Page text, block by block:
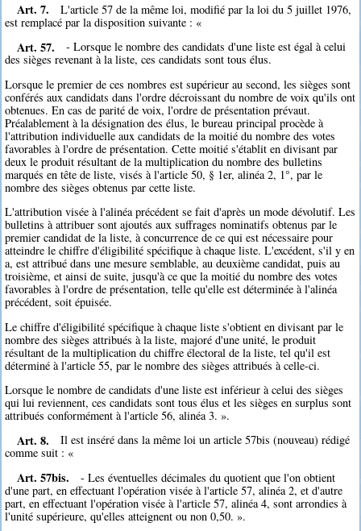
Art. 7.
L'article 57 de la même loi, modifié par la loi du 5 juillet 1976,
est remplacé par la disposition suivante : «
Art. 57.
- Lorsque le nombre des candidats d'une liste est égal à celui
des sièges revenant à la liste, ces candidats sont tous élus.
Lorsque le premier de ces nombres est supérieur au second, les sièges sont
conférés aux candidats dans l'ordre décroissant du nombre de voix qu'ils ont
obtenues. En cas de parité de voix, l'ordre de présentation prévaut.
Préalablement à la désignation des élus, le bureau principal procède à
l'attribution individuelle aux candidats de la moitié du nombre des votes
favorables à l'ordre de présentation. Cette moitié s'établit en divisant par
deux le produit résultant de la multiplication du nombre des bulletins
marqués en tête de liste, visés à l'article 50, § 1er, alinéa 2, 1°, par le
nombre des sièges obtenus par cette liste.
L'attribution visée à l'alinéa précédent se fait d'après un mode dévolutif. Les
bulletins à attribuer sont ajoutés aux suffrages nominatifs obtenus par le
premier candidat de la liste, à concurrence de ce qui est nécessaire pour
atteindre le chiffre d'éligibilité spécifique à chaque liste. L'excédent, s'il y en
a, est attribué dans une mesure semblable, au deuxième candidat, puis au
troisième, et ainsi de suite, jusqu'à ce que la moitié du nombre des votes
favorables à l'ordre de présentation, telle qu'elle est déterminée à l'alinéa
précédent, soit épuisée.
Le chiffre d'éligibilité spécifique à chaque liste s'obtient en divisant par le
nombre des sièges attribués à la liste, majoré d'une unité, le produit
résultant de la multiplication du chiffre électoral de la liste, tel qu'il est
déterminé à l'article 55, par le nombre des sièges attribués à celle-ci.
Lorsque le nombre de candidats d'une liste est inférieur à celui des sièges
qui lui reviennent, ces candidats sont tous élus et les sièges en surplus sont
attribués conformément à l'article 56, alinéa 3. ».
Art. 8.
Il est inséré dans la même loi un article 57bis (nouveau) rédigé
comme suit : «
Art. 57bis.
- Les éventuelles décimales du quotient que l'on obtient
d'une part, en effectuant l'opération visée à l'article 57, alinéa 2, et d'autre
part, en effectuant l'opération visée à l'article 57, alinéa 4, sont arrondies à
l'unité supérieure, qu'elles atteignent ou non 0,50. ».